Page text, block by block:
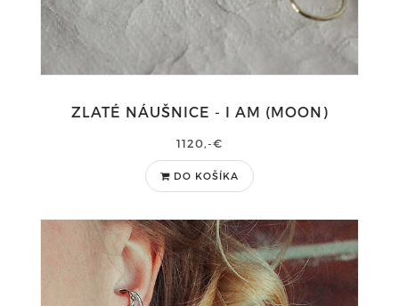
ZLATÉ NÁUŠNICE - I AM (MOON)
1120,-€
DO KOŠÍKA